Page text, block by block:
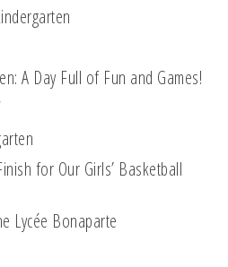
A Day Full of Fun and Games!
for Our Girls’ Basketball
Lycée Bonaparte